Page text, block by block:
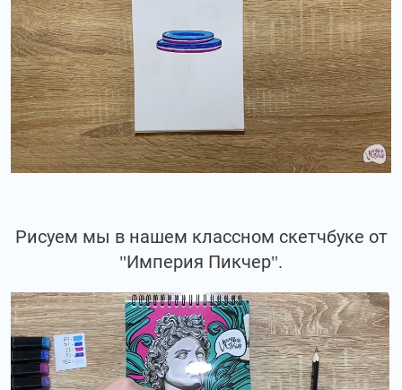
Рисуем мы в нашем классном скетчбуке от
"Империя Пикчер".